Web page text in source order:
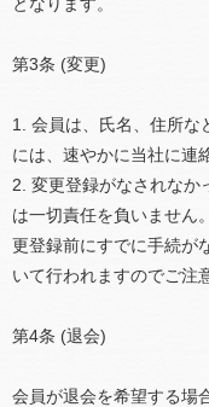
第3条 (変更)
1. 会員は、氏名、住所な
には、速やかに当社に連
2. 変更登録がなされなか
は一切責任を負いません
更登録前にすでに手続が
いて行われますのでご注
第4条 (退会)
会員が退会を希望する場